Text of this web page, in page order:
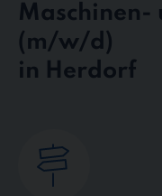
Maschinen-
in Herdorf